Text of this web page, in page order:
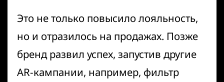
Это не только повысило лояльность,
но и отразилось на продажах. Позже
бренд развил успех, запустив другие
AR-кампании, например, фильтр